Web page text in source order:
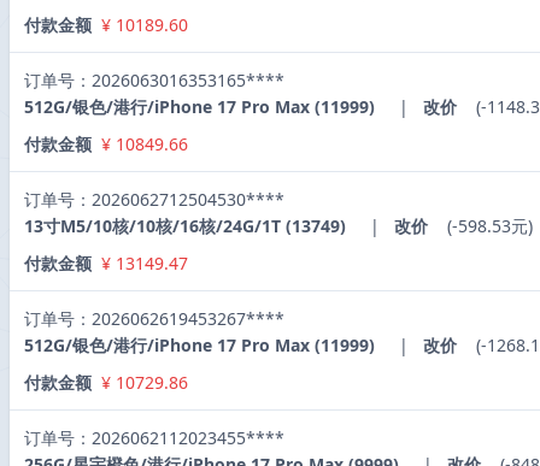
付款金额 ¥ 10189.60
订单号：2026063016353165****
512G/银色/港行/iPhone 17 Pro Max (11999)
| 改价
(-
付款金额 ¥ 10849.66
订单号：2026062712504530****
13寸M5/10核/10核/16核/24G/1T (13749)
| 改价
(-598.53元)
付款金额 ¥ 13149.47
订单号：2026062619453267****
512G/银色/港行/iPhone 17 Pro Max (11999)
| 改价
(-
付款金额 ¥ 10729.86
订单号：2026062112023455****